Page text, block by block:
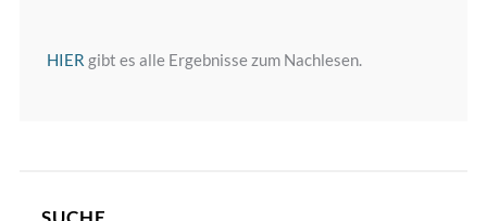
HIER gibt es alle Ergebnisse zum Nachlesen.